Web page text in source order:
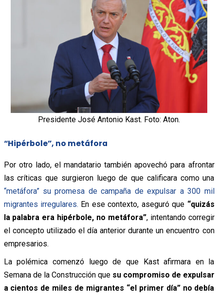
Presidente José Antonio Kast. Foto: Aton.
“Hipérbole”, no metáfora
Por otro lado, el mandatario también apovechó para afrontar
las críticas que surgieron luego de que calificara como una
“metáfora” su promesa de campaña de expulsar a 300 mil
migrantes irregulares. En ese contexto, aseguró que “quizás
la palabra era hipérbole, no metáfora”, intentando corregir
el concepto utilizado el día anterior durante un encuentro con
empresarios.
La polémica comenzó luego de que Kast afirmara en la
Semana de la Construcción que su compromiso de expulsar
a cientos de miles de migrantes “el primer día” no debía